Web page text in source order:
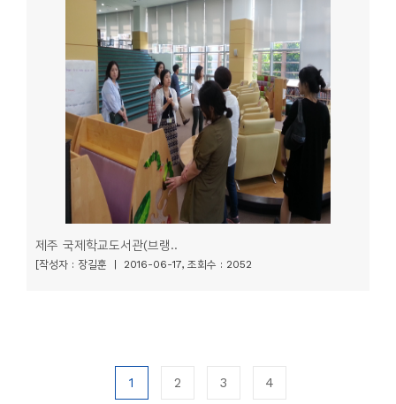
제주 국제학교도서관(브랭..
[작성자 : 장길훈 | 2016-06-17, 조회수 : 2052
1 2 3 4